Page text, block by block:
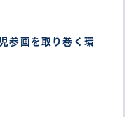
参画を取り巻く環